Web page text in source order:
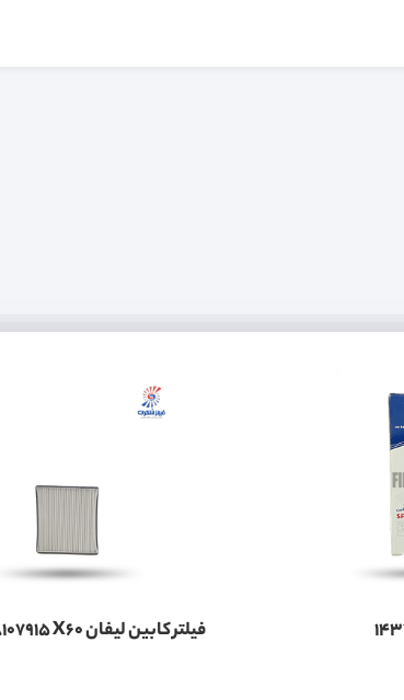
فیلتر کابین لیفان T11BJ8107915 X60